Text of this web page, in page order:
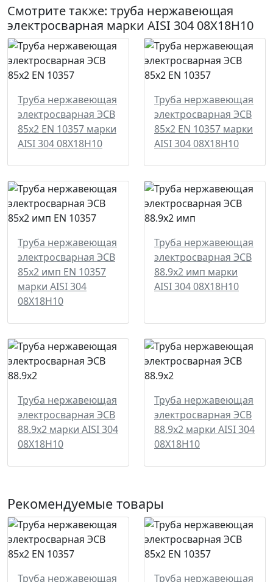
Смотрите также: труба нержавеющая
электросварная марки AISI 304 08Х18Н10
Труба нержавеющая
электросварная ЭСВ
85х2 EN 10357 марки
AISI 304 08Х18Н10
Труба нержавеющая
электросварная ЭСВ
85х2 EN 10357 марки
AISI 304 08Х18Н10
Труба нержавеющая
электросварная ЭСВ
85х2 имп EN 10357
марки AISI 304
08Х18Н10
Труба нержавеющая
электросварная ЭСВ
88.9х2 имп марки
AISI 304 08Х18Н10
Труба нержавеющая
электросварная ЭСВ
88.9х2 марки AISI 304
08Х18Н10
Труба нержавеющая
электросварная ЭСВ
88.9х2 марки AISI 304
08Х18Н10
Рекомендуемые товары
Труба нержавеющая
Труба нержавеющая